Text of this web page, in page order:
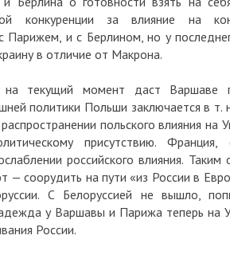
конкуренции за влияние на
Парижем, и с Берлином, но у
в отличие от Макрона.
текущий момент даст Варшаве
политики Польши заключается в
польского влияния на
присутствию.
российского влияния.
— соорудить на пути «из России в
С Белоруссией не вышло,
у Варшавы и Парижа теперь на
России.